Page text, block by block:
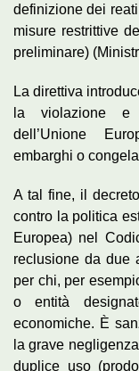
definizione dei
misure restrittive
preliminare)
La direttiva
la violazione e
dell’Unione
embarghi o
A tal fine, il
contro la politica
Europea) nel
reclusione da due
per chi, per
o entità
economiche. È
la grave
duplice uso